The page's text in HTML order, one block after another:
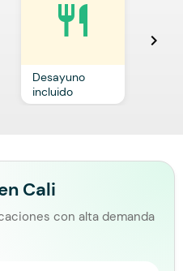
restaurant
Desayuno
incluido
chevron_right
Cali
con alta demanda